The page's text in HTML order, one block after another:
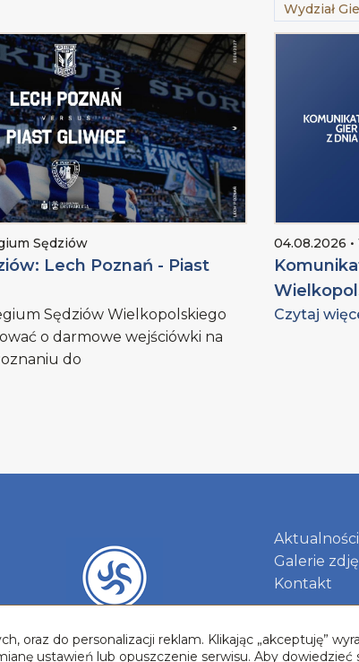
Sędziów
Lech Poznań - Piast
Sędziów Wielkopolskiego
o darmowe wejściówki na
do
Wydział
04.08.2026
Czytaj
Aktualności
Galerie
Kontakt
do personalizacji reklam. Klikając „akceptuję”
ustawień lub opuszczenie serwisu. Aby dowiedzieć